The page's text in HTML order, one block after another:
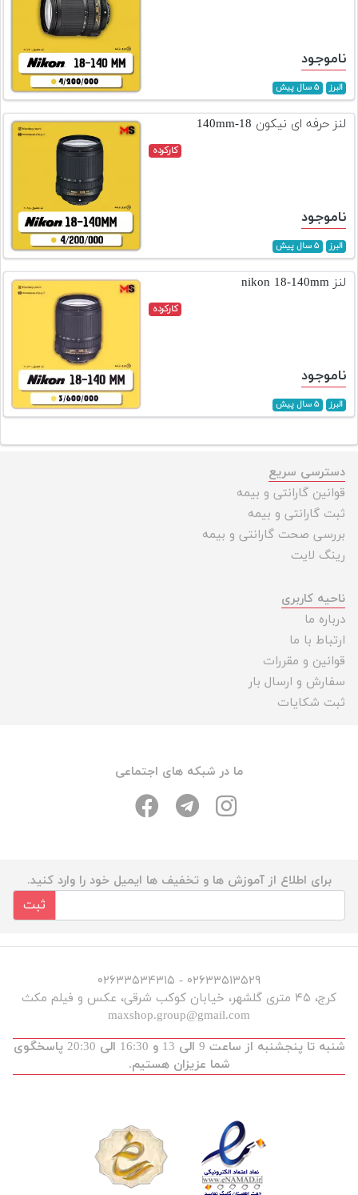
ناموجود
البرز ۵ سال پیش
لنز حرفه ای نیکون 18-140mm
کارکرده
ناموجود
البرز ۵ سال پیش
لنز nikon 18-140mm
کارکرده
ناموجود
البرز ۵ سال پیش
دسترسی سریع
قوانین گارانتی و بیمه
ثبت گارانتی و بیمه
بررسی صحت گارانتی و بیمه
رینگ لایت
ناحیه کاربری
درباره ما
ارتباط با ما
قوانین و مقررات
سفارش و ارسال بار
ثبت شکایات
ما در شبکه های اجتماعی
برای اطلاع از آموزش ها و تخفیف ها ایمیل خود را وارد کنید.
ثبت
۰۲۶۳۳۵۱۳۵۲۹ - ۰۲۶۳۳۵۳۴۳۱۵
کرج، ۴۵ متری گلشهر، خیابان کوکب شرقی، عکس و فیلم مکث
maxshop.group@gmail.com
شنبه تا پنجشنبه از ساعت 9 الی 13 و 16:30 الی 20:30 پاسخگوی
شما عزیزان هستیم.